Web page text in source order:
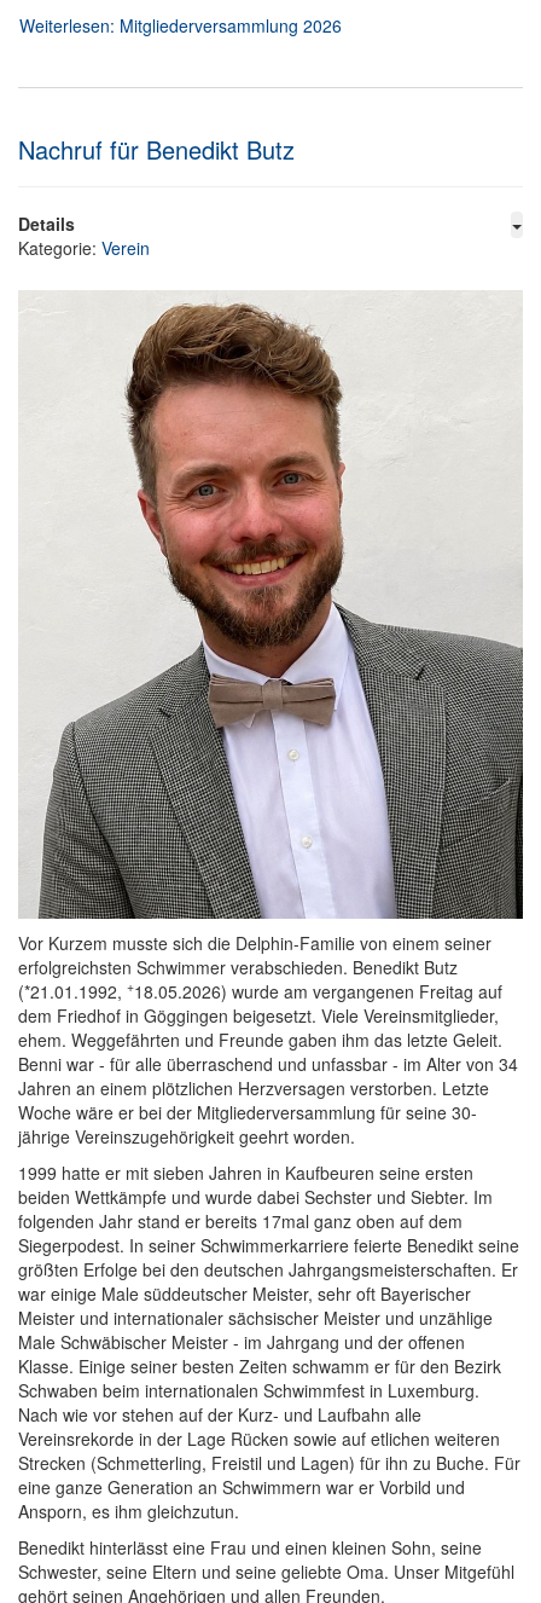
Weiterlesen: Mitgliederversammlung 2026
Nachruf für Benedikt Butz
Details
Kategorie: Verein
Vor Kurzem musste sich die Delphin-Familie von einem seiner
erfolgreichsten Schwimmer verabschieden. Benedikt Butz
(*21.01.1992, +18.05.2026) wurde am vergangenen Freitag auf
dem Friedhof in Göggingen beigesetzt. Viele Vereinsmitglieder,
ehem. Weggefährten und Freunde gaben ihm das letzte Geleit.
Benni war - für alle überraschend und unfassbar - im Alter von 34
Jahren an einem plötzlichen Herzversagen verstorben. Letzte
Woche wäre er bei der Mitgliederversammlung für seine 30-
jährige Vereinszugehörigkeit geehrt worden.
1999 hatte er mit sieben Jahren in Kaufbeuren seine ersten
beiden Wettkämpfe und wurde dabei Sechster und Siebter. Im
folgenden Jahr stand er bereits 17mal ganz oben auf dem
Siegerpodest. In seiner Schwimmerkarriere feierte Benedikt seine
größten Erfolge bei den deutschen Jahrgangsmeisterschaften. Er
war einige Male süddeutscher Meister, sehr oft Bayerischer
Meister und internationaler sächsischer Meister und unzählige
Male Schwäbischer Meister - im Jahrgang und der offenen
Klasse. Einige seiner besten Zeiten schwamm er für den Bezirk
Schwaben beim internationalen Schwimmfest in Luxemburg.
Nach wie vor stehen auf der Kurz- und Laufbahn alle
Vereinsrekorde in der Lage Rücken sowie auf etlichen weiteren
Strecken (Schmetterling, Freistil und Lagen) für ihn zu Buche. Für
eine ganze Generation an Schwimmern war er Vorbild und
Ansporn, es ihm gleichzutun.
Benedikt hinterlässt eine Frau und einen kleinen Sohn, seine
Schwester, seine Eltern und seine geliebte Oma. Unser Mitgefühl
gehört seinen Angehörigen und allen Freunden.